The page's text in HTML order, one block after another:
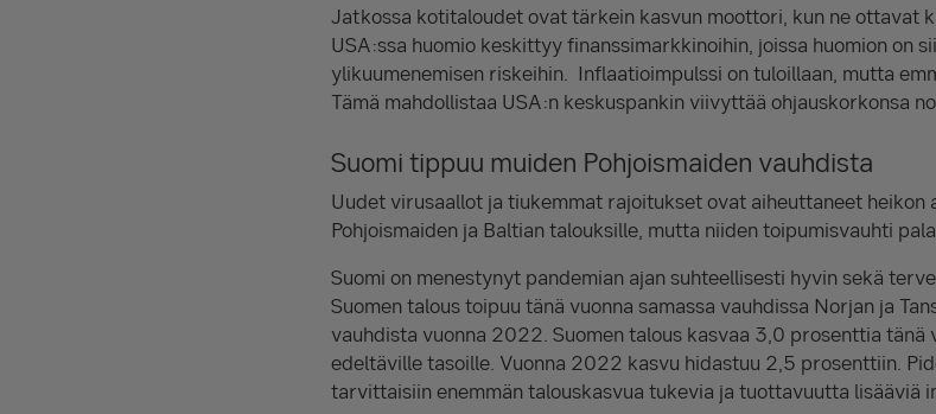
Jatkossa kotitaloudet ovat tärkein kasvun moottori, kun ne ottavat
USA:ssa huomio keskittyy finanssimarkkinoihin, joissa huomion on
ylikuumenemisen riskeihin. Inflaatioimpulssi on tuloillaan, mutta
Tämä mahdollistaa USA:n keskuspankin viivyttää ohjauskorkonsa
Suomi tippuu muiden Pohjoismaiden vauhdista
Uudet virusaallot ja tiukemmat rajoitukset ovat aiheuttaneet heikon
Pohjoismaiden ja Baltian talouksille, mutta niiden toipumisvauhti
Suomi on menestynyt pandemian ajan suhteellisesti hyvin sekä
Suomen talous toipuu tänä vuonna samassa vauhdissa Norjan ja
vauhdista vuonna 2022. Suomen talous kasvaa 3,0 prosenttia tänä
edeltäville tasoille. Vuonna 2022 kasvu hidastuu 2,5 prosenttiin.
tarvittaisiin enemmän talouskasvua tukevia ja tuottavuutta lisääviä